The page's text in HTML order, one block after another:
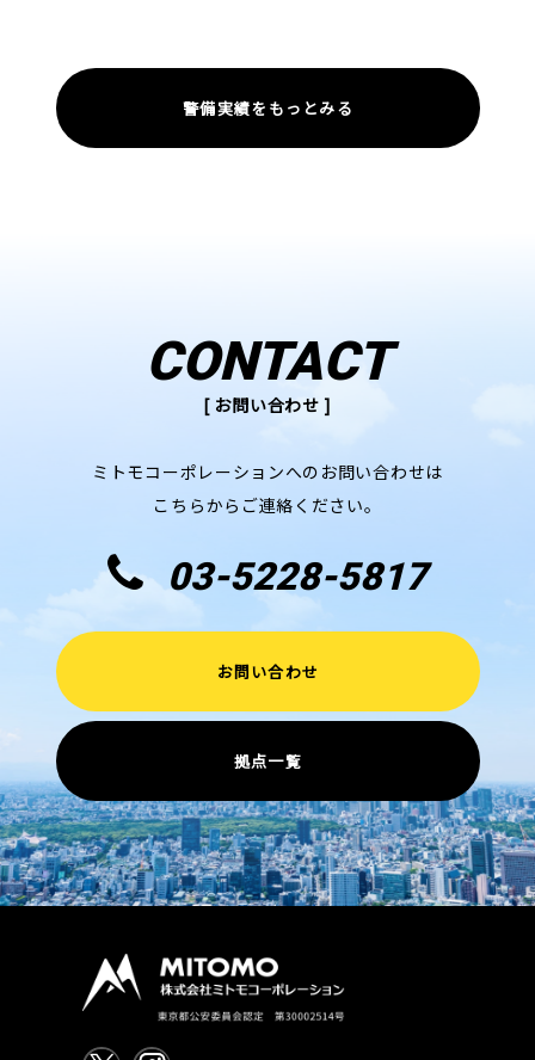
警備実績をもっとみる
CONTACT
[ お問い合わせ ]
ミトモコーポレーションへのお問い合わせは
こちらからご連絡ください。
03-5228-5817
お問い合わせ
拠点一覧